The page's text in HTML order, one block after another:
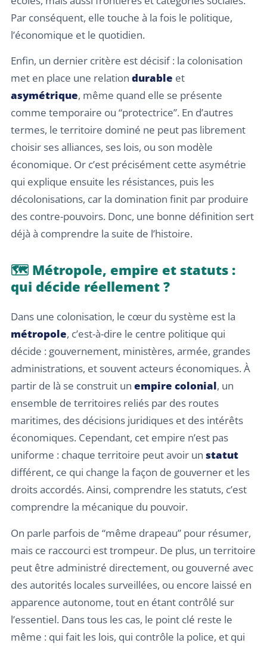
Par conséquent, elle touche à la fois le politique,
l’économique et le quotidien.
Enfin, un dernier critère est décisif : la colonisation
met en place une relation durable et
asymétrique, même quand elle se présente
comme temporaire ou “protectrice”. En d’autres
termes, le territoire dominé ne peut pas librement
choisir ses alliances, ses lois, ou son modèle
économique. Or c’est précisément cette asymétrie
qui explique ensuite les résistances, puis les
décolonisations, car la domination finit par produire
des contre-pouvoirs. Donc, une bonne définition sert
déjà à comprendre la suite de l’histoire.
🗺️ Métropole, empire et statuts :
qui décide réellement ?
Dans une colonisation, le cœur du système est la
métropole, c’est-à-dire le centre politique qui
décide : gouvernement, ministères, armée, grandes
administrations, et souvent acteurs économiques. À
partir de là se construit un empire colonial, un
ensemble de territoires reliés par des routes
maritimes, des décisions juridiques et des intérêts
économiques. Cependant, cet empire n’est pas
uniforme : chaque territoire peut avoir un statut
différent, ce qui change la façon de gouverner et les
droits accordés. Ainsi, comprendre les statuts, c’est
comprendre la mécanique du pouvoir.
On parle parfois de “même drapeau” pour résumer,
mais ce raccourci est trompeur. De plus, un territoire
peut être administré directement, ou gouverné avec
des autorités locales surveillées, ou encore laissé en
apparence autonome, tout en étant contrôlé sur
l’essentiel. Dans tous les cas, le point clé reste le
même : qui fait les lois, qui contrôle la police, et qui